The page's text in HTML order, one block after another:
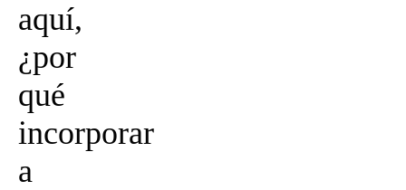
aquí,
¿por
qué
incorporar
a